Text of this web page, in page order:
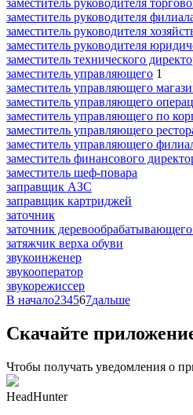
заместитель руководителя
заместитель руководителя
заместитель руководителя
заместитель технического
заместитель управляющего 1
заместитель управляющего
заместитель управляющего
заместитель управляющего по
заместитель управляющего
заместитель управляющего
заместитель финансового
заместитель шеф-повара
заправщик АЗС
заправщик картриджей
заточник
заточник
затяжчик верха обуви
звукоинженер
звукооператор
звукорежиссер
В начало234567дальше
Скачайте
Чтобы получать уведомления о
HeadHunter